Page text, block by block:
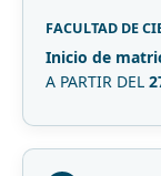
FACULTAD DE
Inicio de
A PARTIR DEL